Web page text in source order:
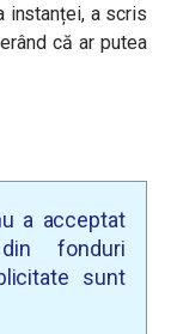
instanței, a scris
că ar putea
a acceptat
fonduri
sunt